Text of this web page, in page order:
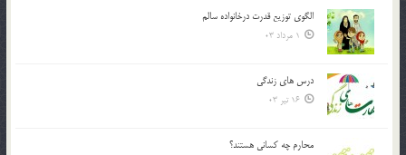
الگوي توزيع قدرت درخانواده سالم
1 مرداد 03
درس هاي زندگي
16 تیر 03
محارم چه کساني هستند؟